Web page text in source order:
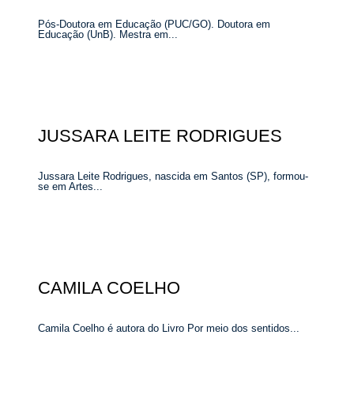
Pós-Doutora em Educação (PUC/GO). Doutora em
Educação (UnB). Mestra em...
JUSSARA LEITE RODRIGUES
Jussara Leite Rodrigues, nascida em Santos (SP), formou-
se em Artes...
CAMILA COELHO
Camila Coelho é autora do Livro Por meio dos sentidos...